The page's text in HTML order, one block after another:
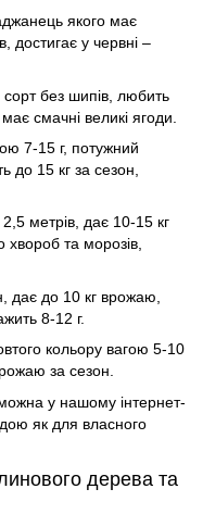
якого має
достигає у червні –
без шипів, любить
смачні великі ягоди.
7-15 г, потужний
до 15 кг за сезон,
метрів, дає 10-15 кг
хвороб та морозів,
дає до 10 кг врожаю,
8-12 г.
кольору вагою 5-10
за сезон.
у нашому інтернет-
як для власного
дерева та